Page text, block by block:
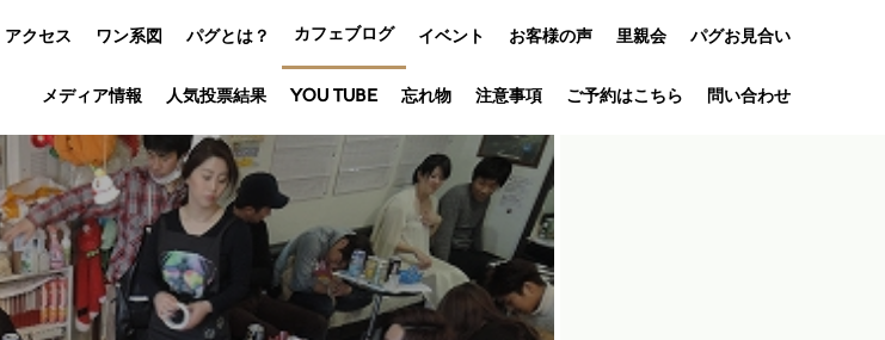
アクセス ワン系図 パグとは？ カフェブログ イベント
オフ会
アニバーサリ
ー
お客様の声 里親会 パグお見合い
メディア情報 人気投票結果 YOU TUBE 忘れ物 注意事項 ご予約はこちら 問い合わせ